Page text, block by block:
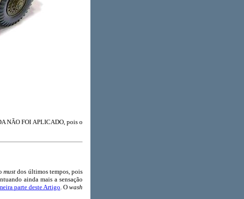
NÃO FOI APLICADO, pois o
mustdos últimos tempos, pois
ainda mais a sensação
parte deste Artigo. O wash